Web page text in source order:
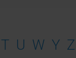
T U W Y Z